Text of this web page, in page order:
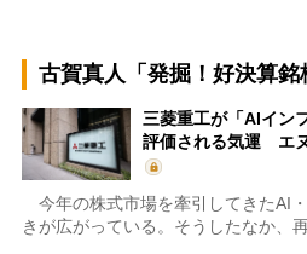
古賀真人「発掘！好決算銘
三菱重工が「AIイン
評価される気運 エ
今年の株式市場を牽引してきたAI
きが広がっている。そうしたなか、